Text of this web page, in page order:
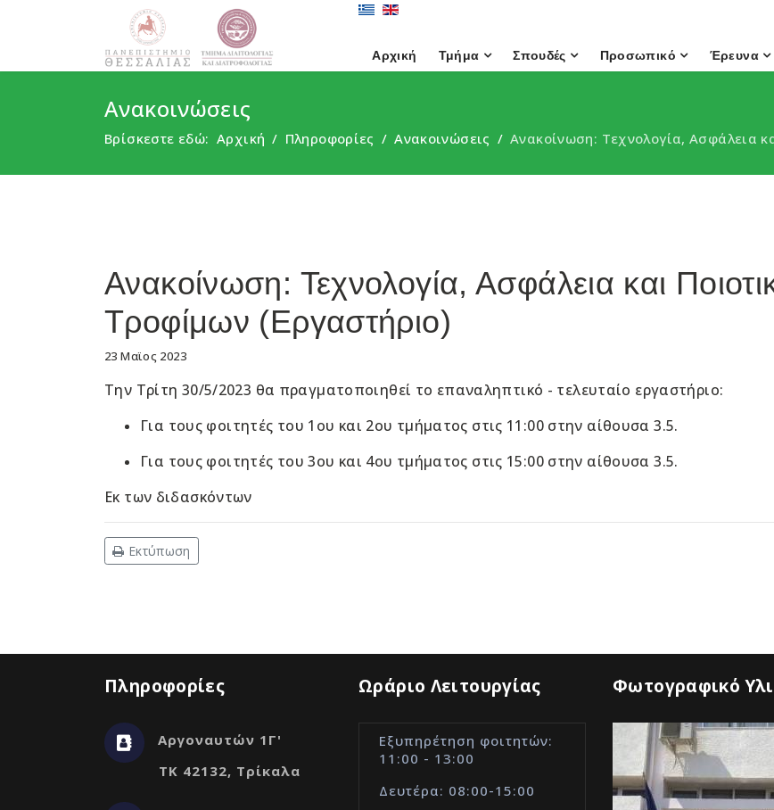
Αρχική Τμήμα Σπουδές Προσωπικό Έρευνα
Ανακοινώσεις
Βρίσκεστε εδώ: Αρχική Πληροφορίες Ανακοινώσεις Ανακοίνωση: Τεχνολογία, Ασφάλεια
Ανακοίνωση: Τεχνολογία, Ασφάλεια και
Τροφίμων (Εργαστήριο)
23 Μαϊος 2023
Την Τρίτη 30/5/2023 θα πραγματοποιηθεί το επαναληπτικό - τελευταίο εργαστήριο:
Για τους φοιτητές του 1ου και 2ου τμήματος στις 11:00 στην αίθουσα 3.5.
Για τους φοιτητές του 3ου και 4ου τμήματος στις 15:00 στην αίθουσα 3.5.
Εκ των διδασκόντων
Εκτύπωση
Πληροφορίες
Αργοναυτών 1Γ'
ΤΚ 42132, Τρίκαλα
Ωράριο Λειτουργίας
Εξυπηρέτηση φοιτητών:
11:00 - 13:00
Δευτέρα: 08:00-15:00
Φωτογραφικό